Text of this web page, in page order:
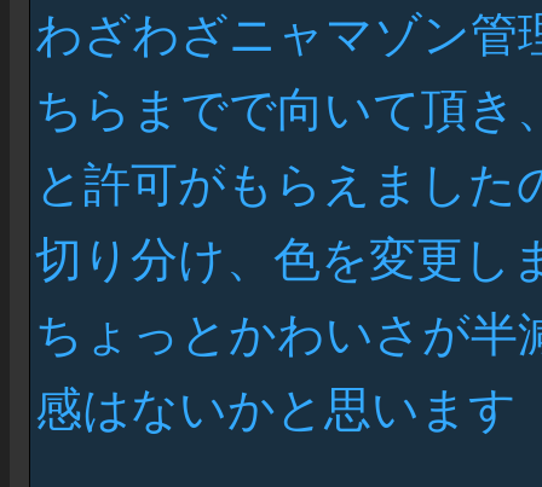
わざわざニャマゾン管
ちらまでで向いて頂き
と許可がもらえまし
切り分け、色を変更し
ちょっとかわいさが半
感はないかと思います